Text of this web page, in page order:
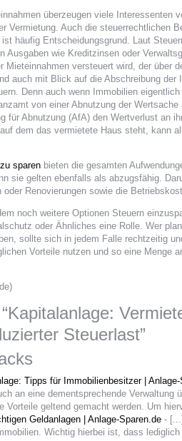
überzeugen viele Interessenten
Vermietung. Auch die steuerrechtlichen
häufig Entscheidungsgrund. Laut
Ausgaben wie Kreditzinsen oder
Mieteinnahmen versteuert wird, der über
auch mit Blick auf die Abschreibung der
Denn auch wenn Immobilien
von einer Abnutzung der
für Abnutzung (AfA) den Wertverlust an
dem das vermietete Haus steht, kann
sparen bieten die gesamten
sie gelten ebenfalls als abzugsfähig.
Renovierungen sowie die
noch weitere Optionen Steuern
oder Ähnliches eine Rolle. Wer
sollte sich in jedem Falle rechtzeitig
Vorteile nutzen und so eine Menge
Steuerlast”
Tipps für Immobilienbesitzer |
an eine dementsprechende Verwaltung
Vorteile geltend gemacht werden. Um
Geldanlagen | Anlage-Sparen.de -
Wichtig hierbei ist, dass